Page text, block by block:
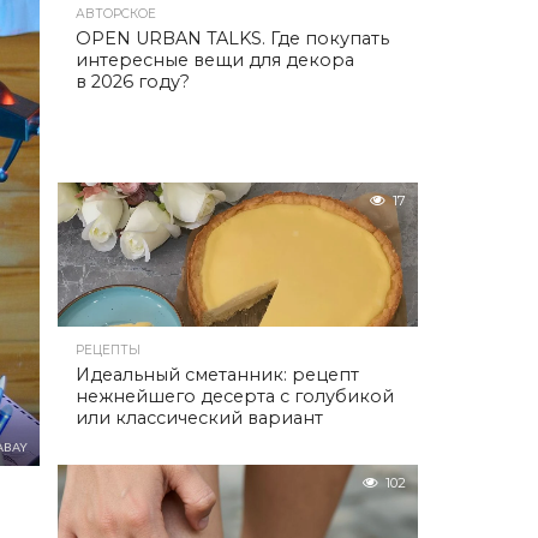
АВТОРСКОЕ
OPEN URBAN TALKS. Где покупать
интересные вещи для декора
в 2026 году?
17
РЕЦЕПТЫ
Идеальный сметанник: рецепт
нежнейшего десерта с голубикой
или классический вариант
102